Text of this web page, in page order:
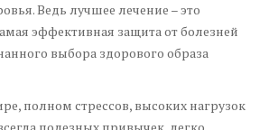
Ведь лучшее лечение – это
эффективная защита от болезней
выбора здорового образа
полном стрессов, высоких нагрузок